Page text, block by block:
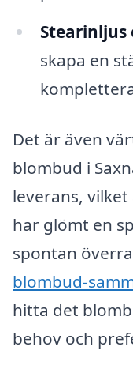
Stearinljus
skapa en
Det är även
blombud i
leverans,
har glömt en
spontan
blombud-
hitta det
behov och